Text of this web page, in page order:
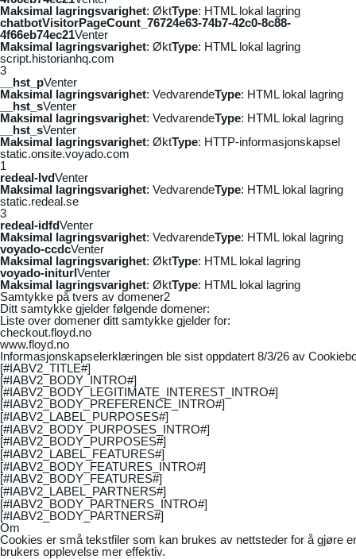
Maksimal lagringsvarighet: ØktType: HTML lokal lagring
chatbotVisitorPageCount_76724e63-74b7-42c0-8c88-
4f66eb74ec21Venter
Maksimal lagringsvarighet: ØktType: HTML lokal lagring
script.historianhq.com
3
__hst_pVenter
Maksimal lagringsvarighet: VedvarendeType: HTML lokal lagring
__hst_sVenter
Maksimal lagringsvarighet: VedvarendeType: HTML lokal lagring
__hst_sVenter
Maksimal lagringsvarighet: ØktType: HTTP-informasjonskapsel
static.onsite.voyado.com
1
redeal-lvdVenter
Maksimal lagringsvarighet: VedvarendeType: HTML lokal lagring
static.redeal.se
3
redeal-idfdVenter
Maksimal lagringsvarighet: VedvarendeType: HTML lokal lagring
voyado-ccdcVenter
Maksimal lagringsvarighet: ØktType: HTML lokal lagring
voyado-initurlVenter
Maksimal lagringsvarighet: ØktType: HTML lokal lagring
Samtykke på tvers av domener2
Ditt samtykke gjelder følgende domener:
Liste over domener ditt samtykke gjelder for:
checkout.floyd.no
www.floyd.no
Informasjonskapselerklæringen ble sist oppdatert 8/3/26 av
[#IABV2_TITLE#]
[#IABV2_BODY_INTRO#]
[#IABV2_BODY_LEGITIMATE_INTEREST_INTRO#]
[#IABV2_BODY_PREFERENCE_INTRO#]
[#IABV2_LABEL_PURPOSES#]
[#IABV2_BODY_PURPOSES_INTRO#]
[#IABV2_BODY_PURPOSES#]
[#IABV2_LABEL_FEATURES#]
[#IABV2_BODY_FEATURES_INTRO#]
[#IABV2_BODY_FEATURES#]
[#IABV2_LABEL_PARTNERS#]
[#IABV2_BODY_PARTNERS_INTRO#]
[#IABV2_BODY_PARTNERS#]
Om
Cookies er små tekstfiler som kan brukes av nettsteder for å gjøre
brukers opplevelse mer effektiv.